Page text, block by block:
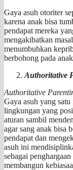
Gaya asuh otoriter
karena anak bisa
pendapat mereka
mengakibatkan
menumbuhkan
berbohong pada
Authoritative
Authoritative
Gaya asuh yang
lingkungan yang
aturan sambil
agar sang anak bisa
pendapat dan
asuh ini
sebagai
membangun